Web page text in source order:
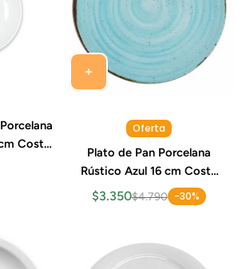
Costa
Oferta
Plato de Pan Porcelana
Rústico Azul 16 cm Costa
Verde
$3.350$4.790 -30%